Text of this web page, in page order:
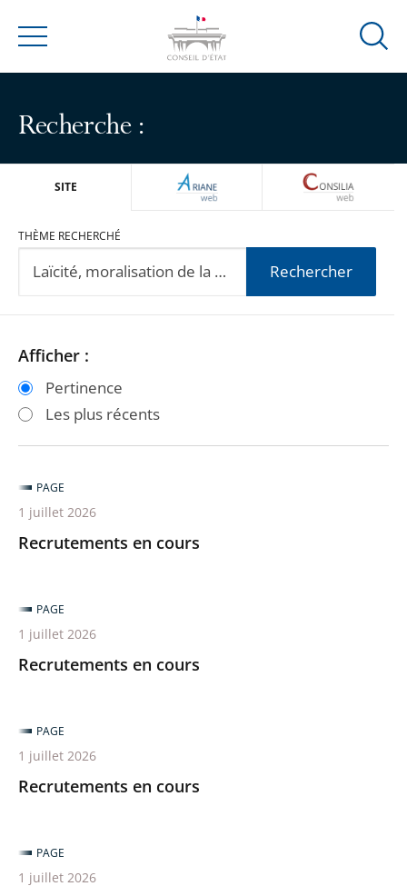
Menu
Ouvrir
Recherche :
SITE ARIANEWEB
THÈME RECHERCHÉ
Rechercher
Passer
les
filtres
après
Passer
les
filtres
avant
Afficher :
Pertinence
Les plus récents
Recrutements en cours
PAGE
1 juillet 2026
Recrutements en cours
PAGE
1 juillet 2026
Recrutements en cours
PAGE
1 juillet 2026
PAGE
1 juillet 2026